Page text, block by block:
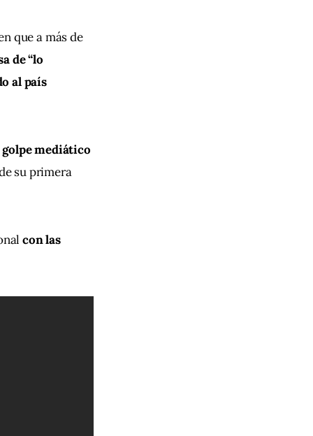
que a más de
de “lo
al país
mediático
su primera
con las